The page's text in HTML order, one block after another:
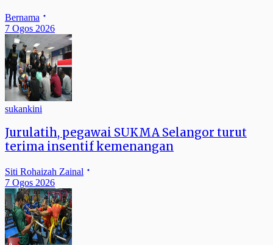
Bernama
7 Ogos 2026
sukankini
Jurulatih, pegawai SUKMA Selangor turut
terima insentif kemenangan
Siti Rohaizah Zainal
7 Ogos 2026